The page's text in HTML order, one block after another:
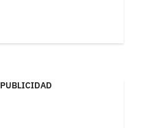
PUBLICIDAD